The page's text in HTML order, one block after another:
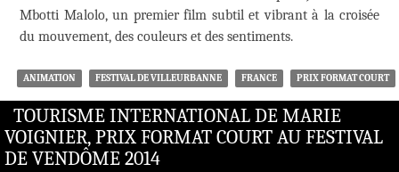
Mbotti Malolo, un premier film subtil et vibrant à la croisée
du mouvement, des couleurs et des sentiments.
ANIMATION FESTIVAL DE VILLEURBANNE FRANCE PRIX FORMAT COURT
TOURISME INTERNATIONAL DE MARIE
VOIGNIER, PRIX FORMAT COURT AU FESTIVAL
DE VENDÔME 2014